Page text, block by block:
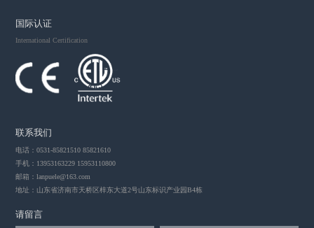
国际认证
International Certification
联系我们
电话：0531-85821510 85821610
手机：13953163229 15953110800
邮箱：lanpuele@163.com
地址：山东省济南市天桥区梓东大道2号山东标识产业园B4栋
请留言